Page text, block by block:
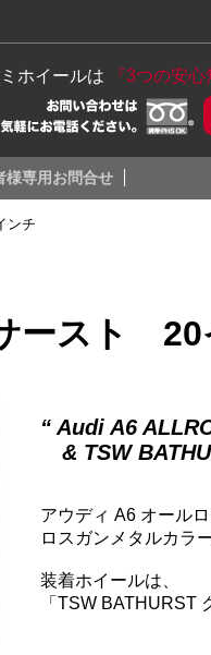
ホイールは 『3つの安
様専用お問合せ
ンチ
ースト 20
“ Audi A6
& TSW
アウディ A6 オール
ロスガンメタルカラ
装着ホイールは、
「TSW BATHURST